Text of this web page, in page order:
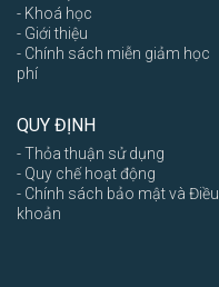
- Khoá học
- Giới thiệu
- Chính sách miễn giảm học
phí
QUY ĐỊNH
- Thỏa thuận sử dụng
- Quy chế hoạt động
- Chính sách bảo mật và Điều
khoản